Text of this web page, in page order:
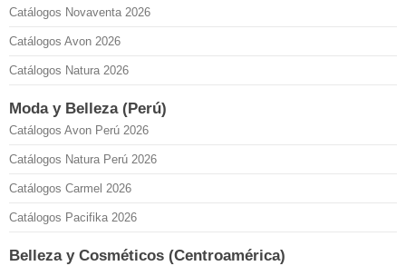
Catálogos Novaventa 2026
Catálogos Avon 2026
Catálogos Natura 2026
Moda y Belleza (Perú)
Catálogos Avon Perú 2026
Catálogos Natura Perú 2026
Catálogos Carmel 2026
Catálogos Pacifika 2026
Belleza y Cosméticos (Centroamérica)